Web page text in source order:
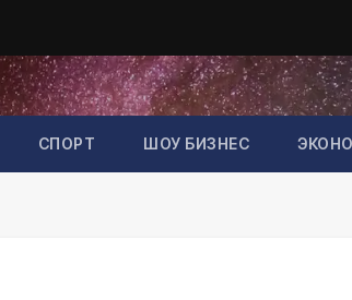
СПОРТ ШОУ БИЗНЕС